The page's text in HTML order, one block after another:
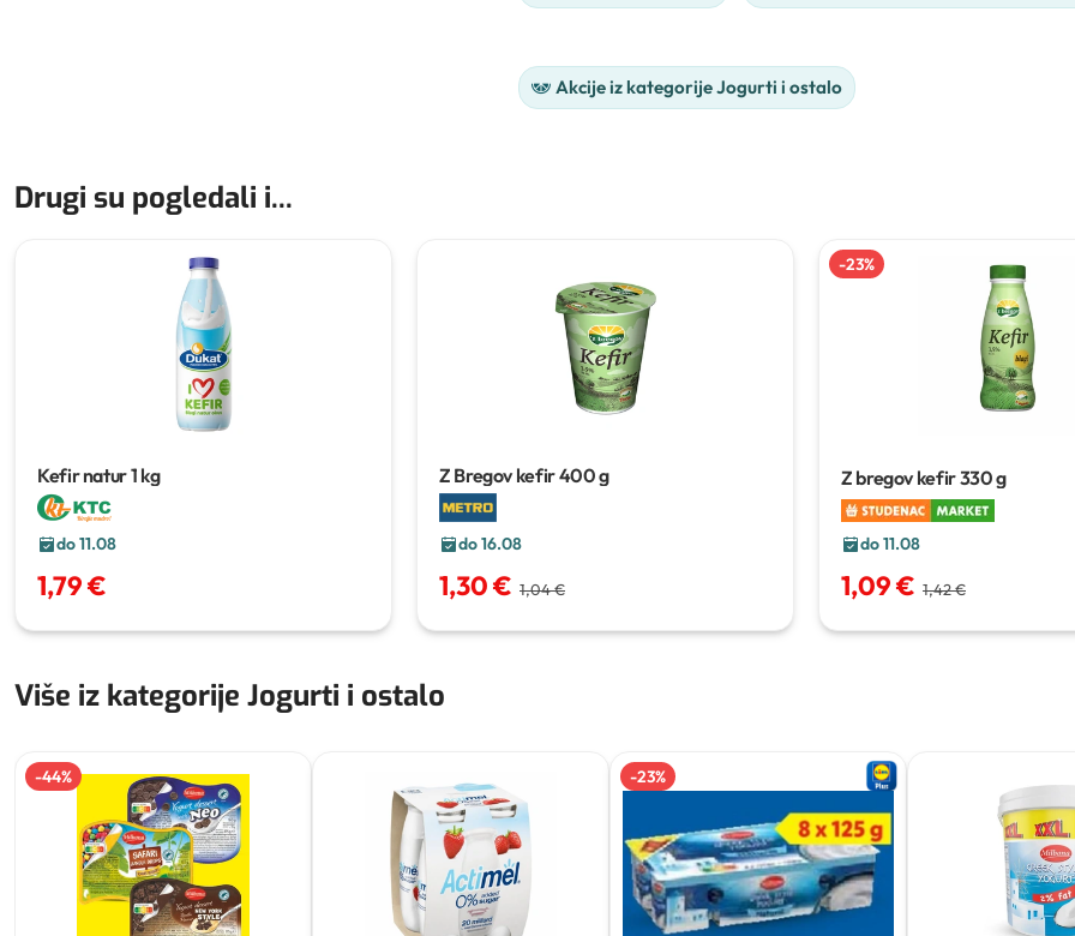
Akcije iz kategorije Jogurti i ostalo
Drugi su pogledali i...
Kefir natur1 kg
do 11.08
1,79 €
Z Bregov kefir400 g
do 16.08
1,30 € 1,04 €
-23%
Z bregov kefir330 g
do 11.08
1,09 € 1,42 €
Više iz kategorije Jogurti i ostalo
-44% -23%